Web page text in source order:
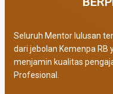
Seluruh Mentor lulusan
dari jebolan Kemenpa
menjamin kualitas
Profesional.